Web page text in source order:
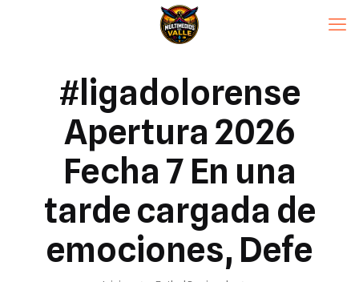
#ligadolorense
Apertura 2026
Fecha 7 En una
tarde cargada de
emociones, Defe